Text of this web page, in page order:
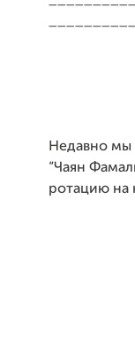
Недавно мы
“Чаян
ротацию на